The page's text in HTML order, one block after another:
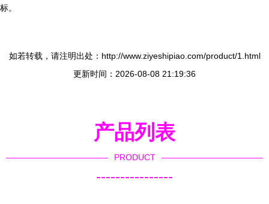
标。
如若转载，请注明出处：http://www.ziyeshipiao.com/product/1.html
更新时间：2026-08-08 21:19:36
产品列表
PRODUCT
----------------